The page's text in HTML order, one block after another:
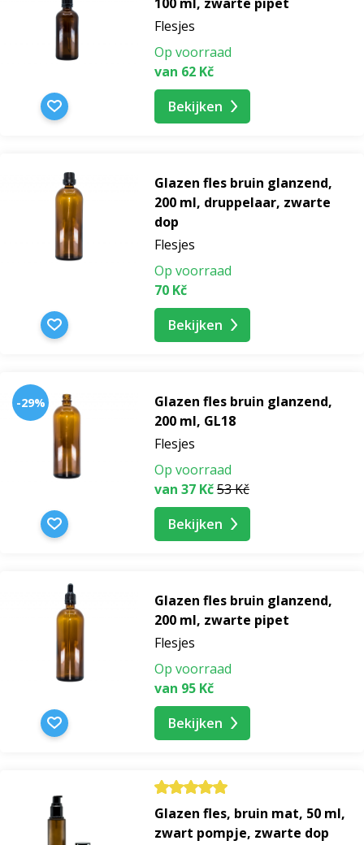
Flesjes
Op voorraad
van 62 Kč
Bekijken
Glazen fles bruin glanzend,
200 ml, druppelaar, zwarte
dop
Flesjes
Op voorraad
70 Kč
Bekijken
-29%
Glazen fles bruin glanzend,
200 ml, GL18
Flesjes
Op voorraad
van 37 Kč53 Kč
Bekijken
Glazen fles bruin glanzend,
200 ml, zwarte pipet
Flesjes
Op voorraad
van 95 Kč
Bekijken
Glazen fles, bruin mat, 50 ml,
zwart pompje, zwarte dop